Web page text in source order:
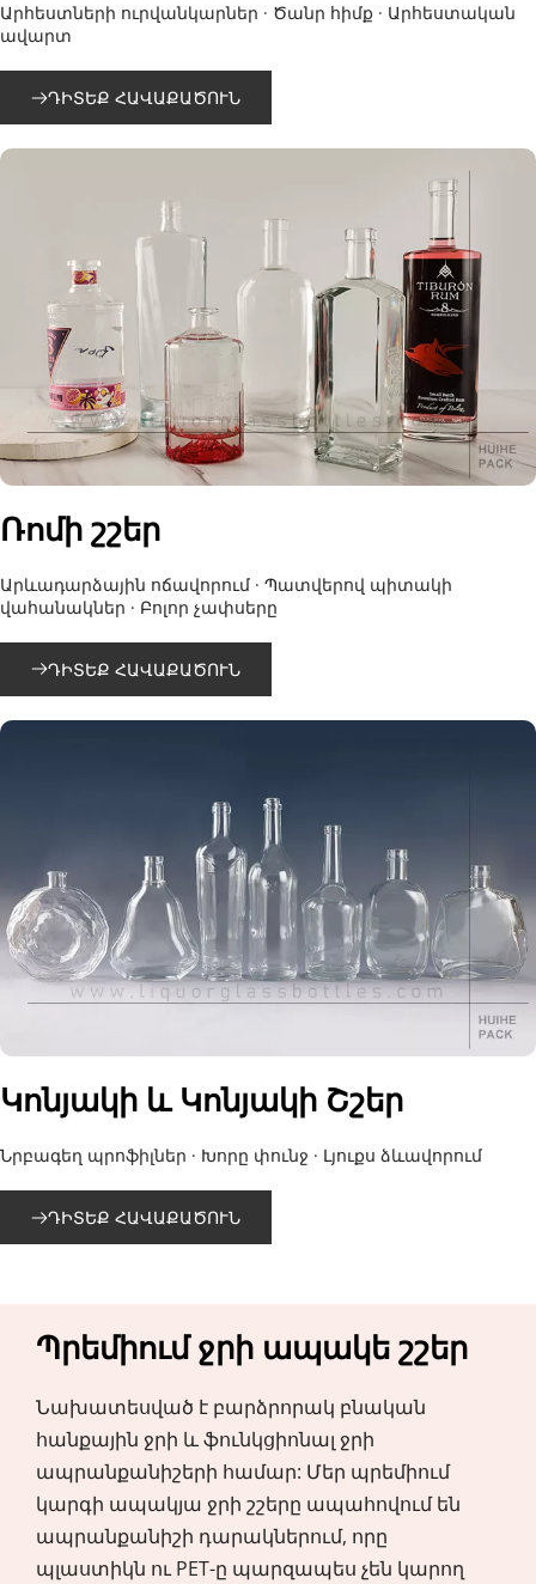
Արհեստների ուրվանկարներ · Ծանր հիմք · Արհեստական ​​
ավարտ
ԴԻՏԵՔ ՀԱՎԱՔԱԾՈՒՆ
Ռոմի շշեր
Արևադարձային ոճավորում · Պատվերով պիտակի
վահանակներ · Բոլոր չափսերը
ԴԻՏԵՔ ՀԱՎԱՔԱԾՈՒՆ
Կոնյակի և Կոնյակի Շշեր
Նրբագեղ պրոֆիլներ · Խորը փունջ · Լյուքս ձևավորում
ԴԻՏԵՔ ՀԱՎԱՔԱԾՈՒՆ
Պրեմիում ջրի ապակե շշեր
Նախատեսված է բարձրորակ բնական
հանքային ջրի և ֆունկցիոնալ ջրի
ապրանքանիշերի համար: Մեր պրեմիում
կարգի ապակյա ջրի շշերը ապահովում են
ապրանքանիշի դարակներում, որը
պլաստիկն ու PET-ը պարզապես չեն կարող